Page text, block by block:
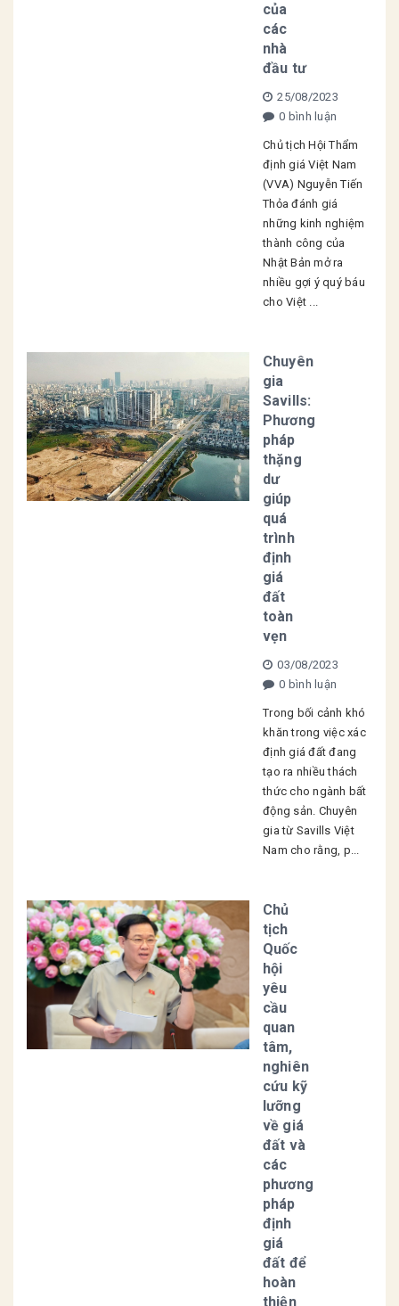
của
các
nhà
đầu tư
25/08/2023
0 bình luận
Chủ tịch Hội Thẩm
định giá Việt Nam
(VVA) Nguyễn Tiến
Thỏa đánh giá
những kinh nghiệm
thành công của
Nhật Bản mở ra
nhiều gợi ý quý báu
cho Việt ...
Chuyên
gia
Savills:
Phương
pháp
thặng
dư
giúp
quá
trình
định
giá
đất
toàn
vẹn
03/08/2023
0 bình luận
Trong bối cảnh khó
khăn trong việc xác
định giá đất đang
tạo ra nhiều thách
thức cho ngành bất
động sản. Chuyên
gia từ Savills Việt
Nam cho rằng, p...
Chủ
tịch
Quốc
hội
yêu
cầu
quan
tâm,
nghiên
cứu kỹ
lưỡng
về giá
đất và
các
phương
pháp
định
giá
đất để
hoàn
thiện